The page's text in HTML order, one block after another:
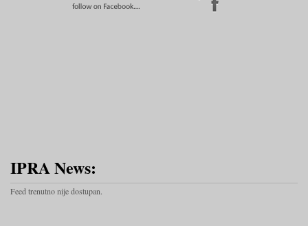
IPRA News:
Feed trenutno nije dostupan.